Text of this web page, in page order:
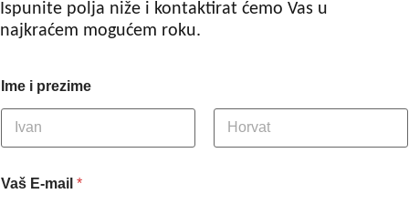
Ispunite polja niže i kontaktirat ćemo Vas u
najkraćem mogućem roku.
Ime i prezime
Vaš E-mail *